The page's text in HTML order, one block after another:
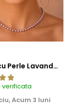
Colier cu Perle Lavanda la Baza Gatului, de 4-5 mm, Perle Rare, Calitate AAA+, Aur 14K | KASKADDA®
verificata
Acum 3 luni